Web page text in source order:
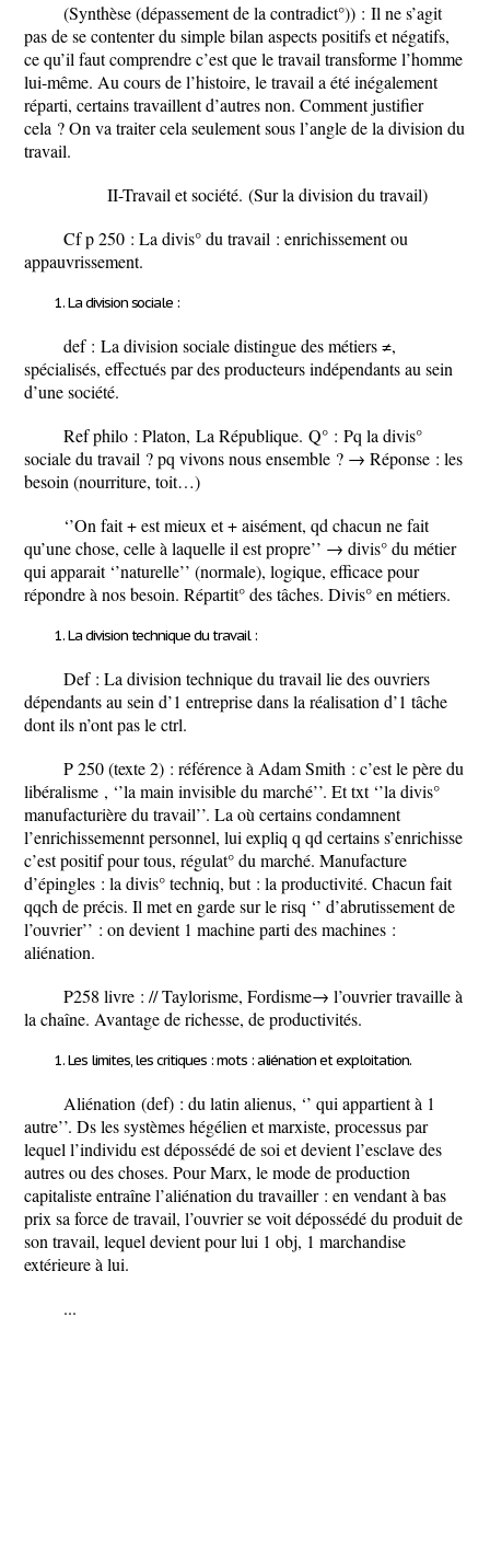
(Synthèse (dépassement de la contradict°)) : Il ne s’agit
pas de se contenter du simple bilan aspects positifs et négatifs,
ce qu’il faut comprendre c’est que le travail transforme l’homme
lui-même. Au cours de l’histoire, le travail a été inégalement
réparti, certains travaillent d’autres non. Comment justifier
cela ? On va traiter cela seulement sous l’angle de la division du
travail.
II-Travail et société. (Sur la division du travail)
Cf p 250 : La divis° du travail : enrichissement ou
appauvrissement.
La division sociale :
def : La division sociale distingue des métiers ≠,
spécialisés, effectués par des producteurs indépendants au sein
d’une société.
Ref philo : Platon, La République. Q° : Pq la divis°
sociale du travail ? pq vivons nous ensemble ? → Réponse : les
besoin (nourriture, toit…)
‘’On fait + est mieux et + aisément, qd chacun ne fait
qu’une chose, celle à laquelle il est propre’’ → divis° du métier
qui apparait ‘’naturelle’’ (normale), logique, efficace pour
répondre à nos besoin. Répartit° des tâches. Divis° en métiers.
La division technique du travail :
Def : La division technique du travail lie des ouvriers
dépendants au sein d’1 entreprise dans la réalisation d’1 tâche
dont ils n’ont pas le ctrl.
P 250 (texte 2) : référence à Adam Smith : c’est le père du
libéralisme , ‘’la main invisible du marché’’. Et txt ‘’la divis°
manufacturière du travail’’. La où certains condamnent
l’enrichissemennt personnel, lui expliq q qd certains s’enrichisse
c’est positif pour tous, régulat° du marché. Manufacture
d’épingles : la divis° techniq, but : la productivité. Chacun fait
qqch de précis. Il met en garde sur le risq ‘’ d’abrutissement de
l’ouvrier’’ : on devient 1 machine parti des machines :
aliénation.
P258 livre : // Taylorisme, Fordisme→ l’ouvrier travaille à
la chaîne. Avantage de richesse, de productivités.
Les limites, les critiques : mots : aliénation et exploitation.
Aliénation (def) : du latin alienus, ‘’ qui appartient à 1
autre’’. Ds les systèmes hégélien et marxiste, processus par
lequel l’individu est dépossédé de soi et devient l’esclave des
autres ou des choses. Pour Marx, le mode de production
capitaliste entraîne l’aliénation du travailler : en vendant à bas
prix sa force de travail, l’ouvrier se voit dépossédé du produit de
son travail, lequel devient pour lui 1 obj, 1 marchandise
extérieure à lui.
...